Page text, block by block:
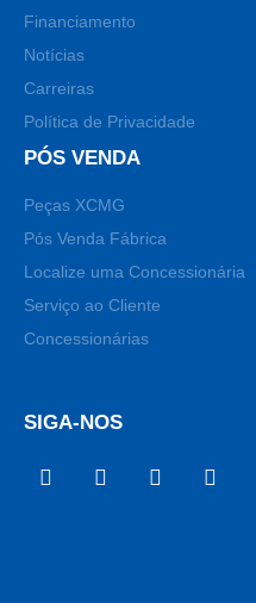
Financiamento
Notícias
Carreiras
Política de Privacidade
PÓS VENDA
Peças XCMG
Pós Venda Fábrica
Localize uma Concessionária
Serviço ao Cliente
Concessionárias
SIGA-NOS